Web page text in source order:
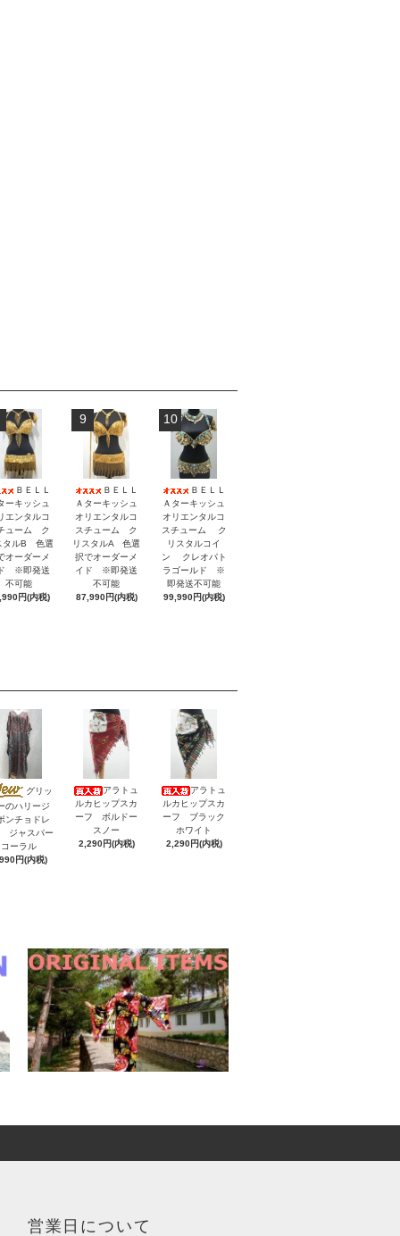
ＢＥＬＬ
ーキッシュ
エンタルコ
ューム ク
タルB 色選
オーダーメ
※即発送
不可能
円(内税)
9
ＢＥＬＬ
Ａターキッシュ
オリエンタルコ
スチューム ク
リスタルA 色選
択でオーダーメ
イド ※即発送
不可能
87,990円(内税)
10
ＢＥＬＬ
Ａターキッシュ
オリエンタルコ
スチューム ク
リスタルコイ
ン クレオパト
ラゴールド ※
即発送不可能
99,990円(内税)
グリッ
のハリージ
ンチョドレ
ジャスパー
コーラル
円(内税)
アラトュ
ルカヒップスカ
ーフ ボルドー
スノー
2,290円(内税)
アラトュ
ルカヒップスカ
ーフ ブラック
ホワイト
2,290円(内税)
営業日について